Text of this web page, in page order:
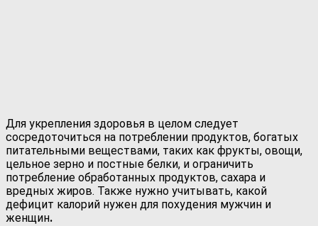
Для укрепления здоровья в целом следует
сосредоточиться на потреблении продуктов, богатых
питательными веществами, таких как фрукты, овощи,
цельное зерно и постные белки, и ограничить
потребление обработанных продуктов, сахара и
вредных жиров. Также нужно учитывать, какой
дефицит калорий нужен для похудения мужчин и
женщин.